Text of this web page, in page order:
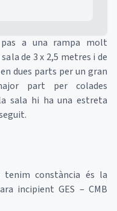
a una rampa molt
de 3 x 2,5 metres i de
dues parts per un gran
part per colades
sala hi ha una estreta
constància és la
incipient GES – CMB